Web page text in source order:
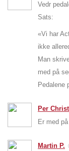
Vedr
Sats:
«Vi har
ikke
Man
med på
Pedalene
Per
Er med
Martin P.